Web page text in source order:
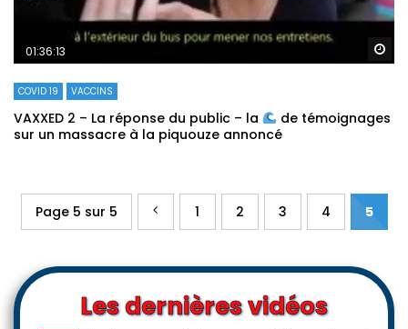
01:36:13
COVID 19 VACCINS
VAXXED 2 – La réponse du public – la
de témoignages
sur un massacre à la piquouze annoncé
Page 5 sur 5 1 2 3 4 5
Les dernières vidéos